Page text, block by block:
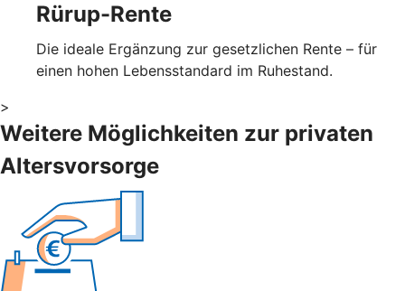
Rürup-Rente
Die ideale Ergänzung zur gesetzlichen Rente – für
einen hohen Lebensstandard im Ruhestand.
>
Weitere Möglichkeiten zur privaten
Altersvorsorge